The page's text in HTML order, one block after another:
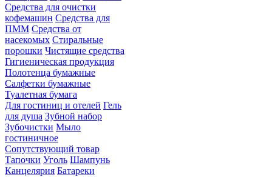
Средства для очистки
кофемашин Средства для
ПММ Средства от
насекомых Стиральные
порошки Чистящие средства
Гигиеническая продукция
Полотенца бумажные
Салфетки бумажные
Туалетная бумага
Для гостиниц и отелей Гель
для душа Зубной набор
Зубочистки Мыло
гостиничное
Сопутствующий товар
Тапочки Уголь Шампунь
Канцелярия Батареки